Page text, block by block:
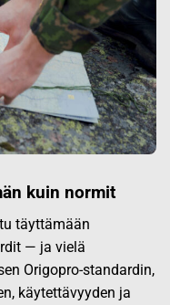
kuin normit
täyttämään
— ja vielä
Origopro-standardin,
käytettävyyden ja